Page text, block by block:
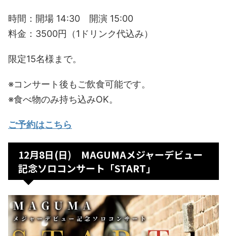
時間：開場 14:30 開演 15:00
料金：3500円（1ドリンク代込み）
限定15名様まで。
※コンサート後もご飲食可能です。
※食べ物のみ持ち込みOK。
ご予約はこちら
12月8日(日) MAGUMAメジャーデビュー
記念ソロコンサート「START」